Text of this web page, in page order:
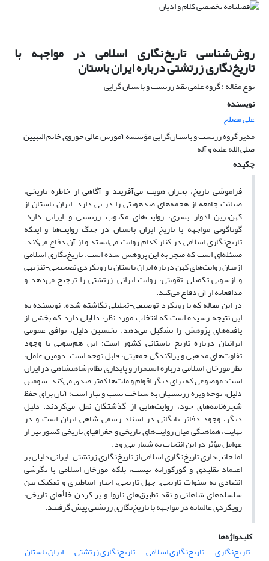
روش‌شناسی تاریخ‌نگاری اسلامی در مواجهه با
تاریخ‌نگاری زرتشتی درباره ایران باستان
نوع مقاله : گروه علمی نقد زرتشت و باستان گرایی
نویسنده
علی مصلح
مدیر گروه زرتشت و باستان‌گرایی مؤسسه آموزش عالی حوزوی خاتم النبیین
صلی الله علیه و آله
چکیده
فراموشی تاریخ، بحران هویت می‌آفریند و آگاهی از خاطره تاریخی،
صیانت جامعه از هجمه‌‌های ضدهویتی را در پی دارد. ایران باستان از
کهن‌ترین ادوار بشری، روایت‌های مکتوب زرتشتی و ایرانی دارد.
گوناگونی مواجهه با تاریخ ایران باستان در جنگ روایت‌ها و اینکه
تاریخ‌نگاری اسلامی در کنار کدام روایت می‌ایستد و از آن دفاع می‌کند،
مسئله‌ای است که منجر به این پژوهش شده است. تاریخ‌نگاری اسلامی
ازمیان روایت‌‌های کهن درباره ایران باستان با رویکردی تصحیحی-تنزیهی
و ازسویی تکمیلی-تقویتی، روایت ایرانی-زرتشتی را ترجیح می‌دهد و
مدافعانه از آن دفاع می‌کند.
در این مقاله که با رویکرد توصیفی-تحلیلی نگاشته شده، نویسنده به
این نتیجه رسیده است که انتخاب مورد نظر، دلایلی دارد که بخشی از
یافته‌های پژوهش را تشکیل می‌دهد. نخستین دلیل، توافق عمومی
ایرانیان درباره تاریخ باستانی کشور است؛ این هم‌سویی با وجود
تفاوت‌های مذهبی و پراکندگی جمعیتی، قابل توجه است. دومین عامل،
نظر مورخان اسلامی درباره استمرار و پایداری نظام شاهنشاهی در ایران
است؛ موضوعی که برای دیگر اقوام و ملت‌ها کمتر صدق می‌کند. سومین
دلیل، توجه ویژه زرتشتیان به شناخت نسب و تبار است؛ آنان برای حفظ
شجره‌نامه‌های خود، روایت‌هایی از گذشتگان نقل می‌کردند. دلیل
دیگر، وجود دفاتر بایگانی در اسناد رسمی شاهی ایران است و در
نهایت، هماهنگی میان روایت‌های تاریخی و جغرافیای تاریخی کشور نیز از
عوامل مؤثر در این انتخاب به شمار می‌رود.
اما جانب‌داری تاریخ‌نگاری اسلامی از تاریخ‌نگاری زرتشتی-ایرانی دلیلی بر
اعتماد تقلیدی و کورکورانه نیست، بلکه مورخان اسلامی با نگرشی
انتقادی به سنوات تاریخی، جهل تاریخی، اخبار اساطیری و تفکیک بین
سلسله‌‌های شاهانی و نقد تطبیق‌‌های ناروا و پر کردن خلأ‌های تاریخی،
رویکردی عالمانه در مواجهه با تاریخ‌نگاری زرتشتی پیش گرفتند.
کلیدواژه‌ها
تاریخ‌نگاری
تاریخ‌نگاری اسلامی تاریخ‌نگاری زرتشتی ایران باستان